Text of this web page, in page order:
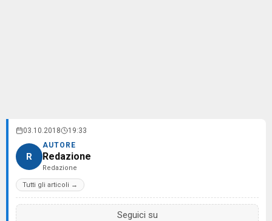
03.10.2018 19:33
R
AUTORE
Redazione
Redazione
Tutti gli articoli →
Seguici su